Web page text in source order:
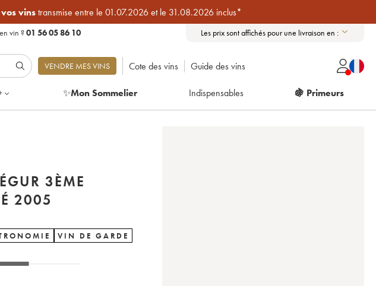
vinstransmise entre le 01.07.2026 et le 31.08.2026 inclus*
vin ?01 56 05 86 10 Les prix sont affichés pour une livraison en :
VENDRE MES VINS Cote des vins Guide des vins
✨Mon Sommelier Indispensables 🍇 Primeurs
3ÈME
2005
VIN DE GARDE